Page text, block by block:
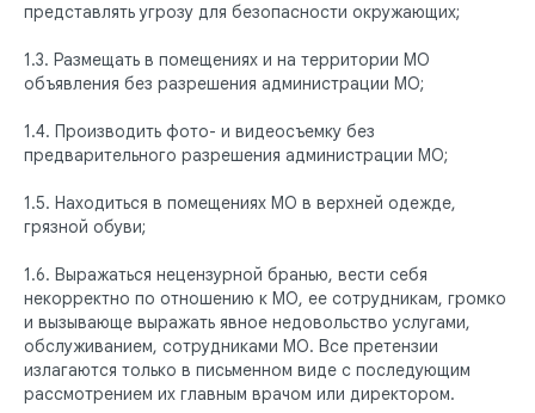
представлять угрозу для безопасности окружающих;
1.3. Размещать в помещениях и на территории МО
объявления без разрешения администрации МО;
1.4. Производить фото- и видеосъемку без
предварительного разрешения администрации МО;
1.5. Находиться в помещениях МО в верхней одежде,
грязной обуви;
1.6. Выражаться нецензурной бранью, вести себя
некорректно по отношению к МО, ее сотрудникам, громко
и вызывающе выражать явное недовольство услугами,
обслуживанием, сотрудниками МО. Все претензии
излагаются только в письменном виде с последующим
рассмотрением их главным врачом или директором.